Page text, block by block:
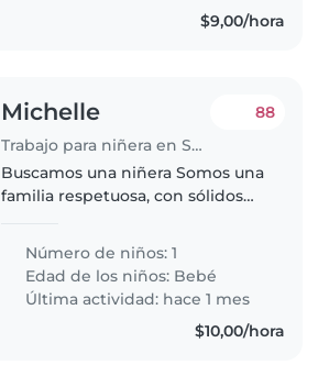
$9,00/hora
Michelle
Trabajo para niñera en Samborondón
88
Buscamos una niñera Somos una
familia respetuosa, con sólidos
cálido. Estamos en la búsqueda
de una niñera responsable y
cariñosa, que cuide de nuestro..
Número de niños: 1
Edad de los niños: Bebé
Última actividad: hace 1 mes
$10,00/hora